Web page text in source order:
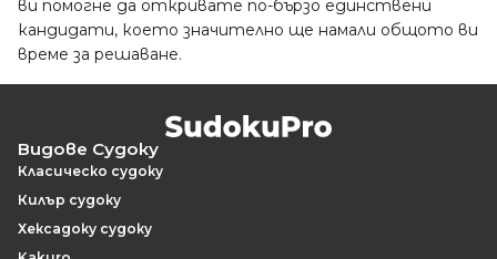
ви помогне да откривате по-бързо единствени
кандидати, което значително ще намали общото ви
време за решаване.
Видове Судоку
Класическо судоку
Килър судоку
Хексадоку судоку